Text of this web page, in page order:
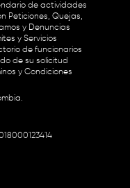
de actividades
Peticiones, Quejas,
y Denuncias
y Servicios
de funcionarios
de su solicitud
y Condiciones